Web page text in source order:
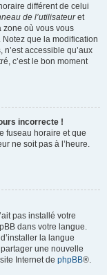
différent de celui
de l’utilisateuret
zone où vous vous
Notez que la modification
accessible qu’aux
c’est le bon moment
incorrecte !
fuseau horaire et que
ne soit pas à l’heure.
pas installé votre
dans votre langue.
la langue
une nouvelle
Internet de phpBB®.